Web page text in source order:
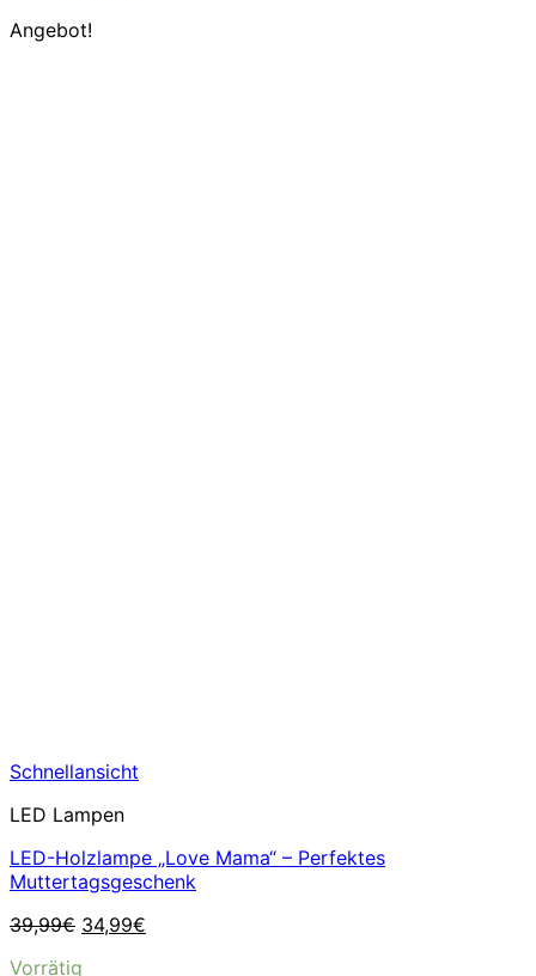
Angebot!
Schnellansicht
LED Lampen
LED-Holzlampe „Love Mama“ – Perfektes
Muttertagsgeschenk
39,99€ Ursprünglicher
war:
34,99€
Vorrätig